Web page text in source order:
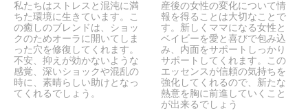
私たちはストレスと混沌に満
ちた環境に生きています。こ
の癒しのブレンドは、ショッ
クのためオーラに開いてしま
った穴を修復してくれます。
不安、抑えが効かないような
感覚、深いショックや混乱の
時に、素晴らしい助けとなっ
てくれるでしょう。
産後の女性の変化について情
報を得ることは大切なことで
す。新しくママになる女性と
ベイビーを愛と喜びで包み込
み、内面をサポートしっかり
サポートしてくれます。この
エッセンスが信頼の気持ちを
強化してくれるので、新たな
熱意を胸に前進していくこと
が出来るでしょう